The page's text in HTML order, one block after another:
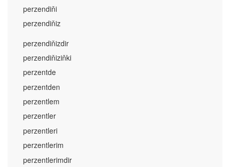
perzendiňi
perzendiňiz
perzendiňizdir
perzendiňiziňki
perzentde
perzentden
perzentlem
perzentler
perzentleri
perzentlerim
perzentlerimdir